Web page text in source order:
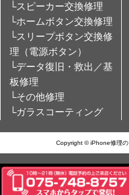
└スピーカー交換修理
└ホームボタン交換修理
└スリープボタン交換修
理（電源ボタン）
└データ復旧・救出／基
板修理
└その他修理
└ガラスコーティング
Copyright © iPhone修理の